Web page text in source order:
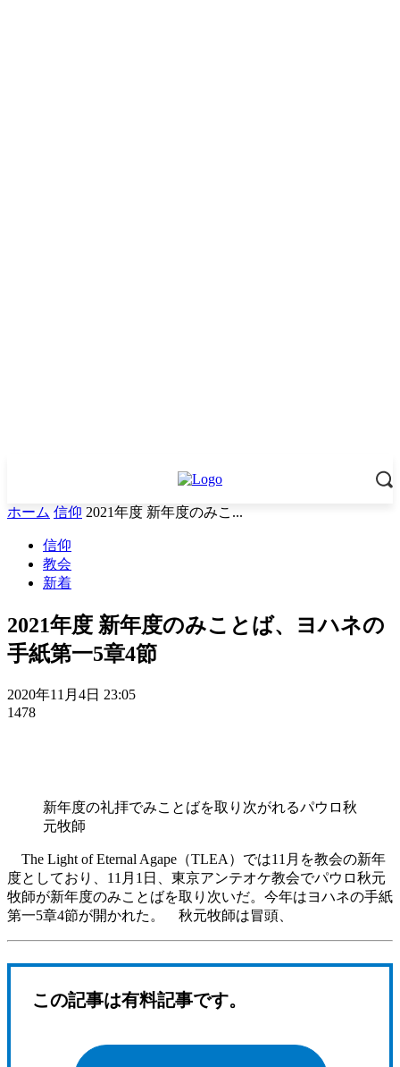
ホーム 信仰 2021年度 新年度のみこ...
信仰
教会
新着
2021年度 新年度のみことば、ヨハネの
手紙第一5章4節
2020年11月4日 23:05
1478
新年度の礼拝でみことばを取り次がれるパウロ秋
元牧師
The Light of Eternal Agape（TLEA）では11月を教会の新年
度としており、11月1日、東京アンテオケ教会でパウロ秋元
牧師が新年度のみことばを取り次いだ。今年はヨハネの手紙
第一5章4節が開かれた。 秋元牧師は冒頭、
この記事は有料記事です。